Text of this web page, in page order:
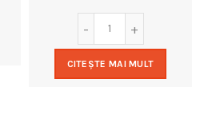
CITEȘTE MAI MULT